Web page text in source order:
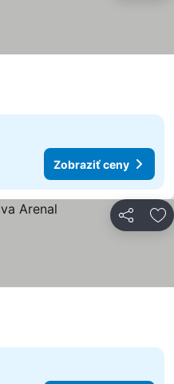
Zobraziť ceny
Zdieľať